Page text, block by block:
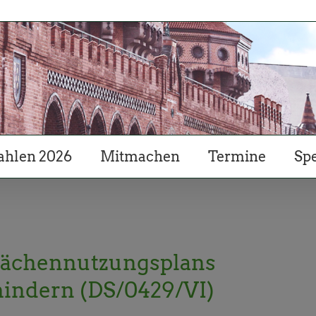
2026 Mitmachen Termine
(DS/0429/VI)